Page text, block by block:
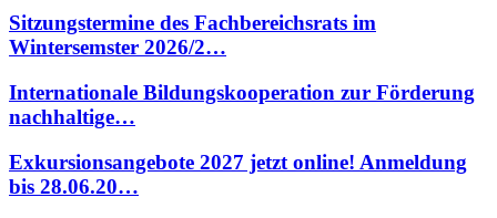
Sitzungstermine des Fachbereichsrats im
Wintersemster 2026/2…
Internationale Bildungskooperation zur Förderung
nachhaltige…
Exkursionsangebote 2027 jetzt online! Anmeldung
bis 28.06.20…